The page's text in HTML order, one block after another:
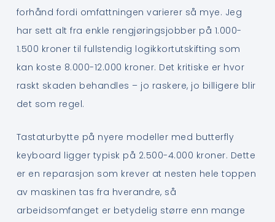
forhånd fordi omfattningen varierer så mye. Jeg
har sett alt fra enkle rengjøringsjobber på 1.000-
1.500 kroner til fullstendig logikkortutskifting som
kan koste 8.000-12.000 kroner. Det kritiske er hvor
raskt skaden behandles – jo raskere, jo billigere blir
det som regel.
Tastaturbytte på nyere modeller med butterfly
keyboard ligger typisk på 2.500-4.000 kroner. Dette
er en reparasjon som krever at nesten hele toppen
av maskinen tas fra hverandre, så
arbeidsomfanget er betydelig større enn mange